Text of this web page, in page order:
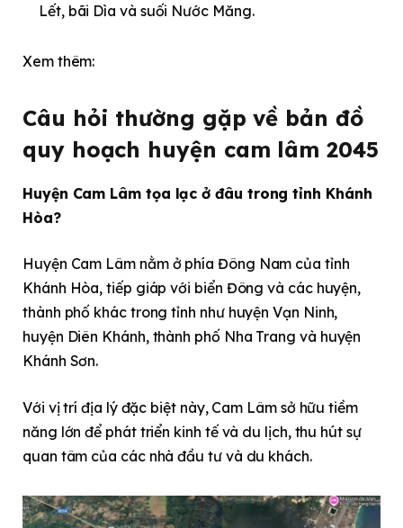
Lết, bãi Dìa và suối Nước Măng.
Xem thêm:
Câu hỏi thường gặp về bản đồ
quy hoạch huyện cam lâm 2045
Huyện Cam Lâm tọa lạc ở đâu trong tỉnh Khánh
Hòa?
Huyện Cam Lâm nằm ở phía Đông Nam của tỉnh
Khánh Hòa, tiếp giáp với biển Đông và các huyện,
thành phố khác trong tỉnh như huyện Vạn Ninh,
huyện Diên Khánh, thành phố Nha Trang và huyện
Khánh Sơn.
Với vị trí địa lý đặc biệt này, Cam Lâm sở hữu tiềm
năng lớn để phát triển kinh tế và du lịch, thu hút sự
quan tâm của các nhà đầu tư và du khách.